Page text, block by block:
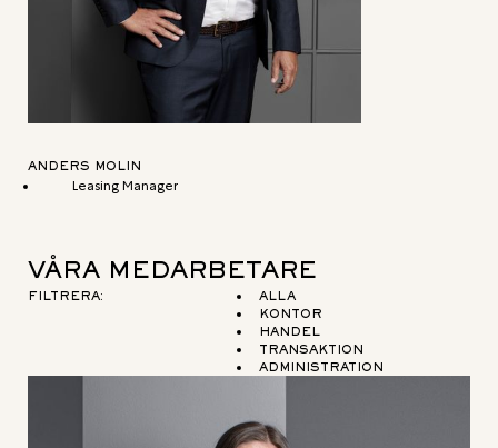
ANDERS MOLIN
Leasing Manager
VÅRA MEDARBETARE
FILTRERA:
ALLA
KONTOR
HANDEL
TRANSAKTION
ADMINISTRATION